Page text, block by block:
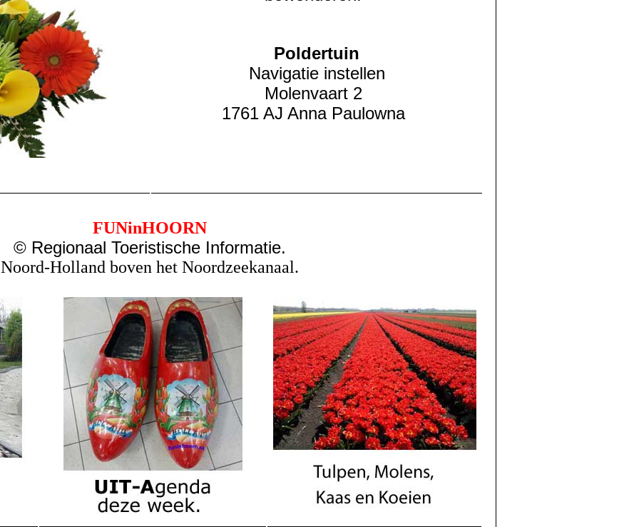
Poldertuin
Navigatie instellen
Molenvaart 2
1761 AJ Anna Paulowna
FUNinHOORN
© Regionaal Toeristische Informatie.
Noord-Holland boven het Noordzeekanaal.